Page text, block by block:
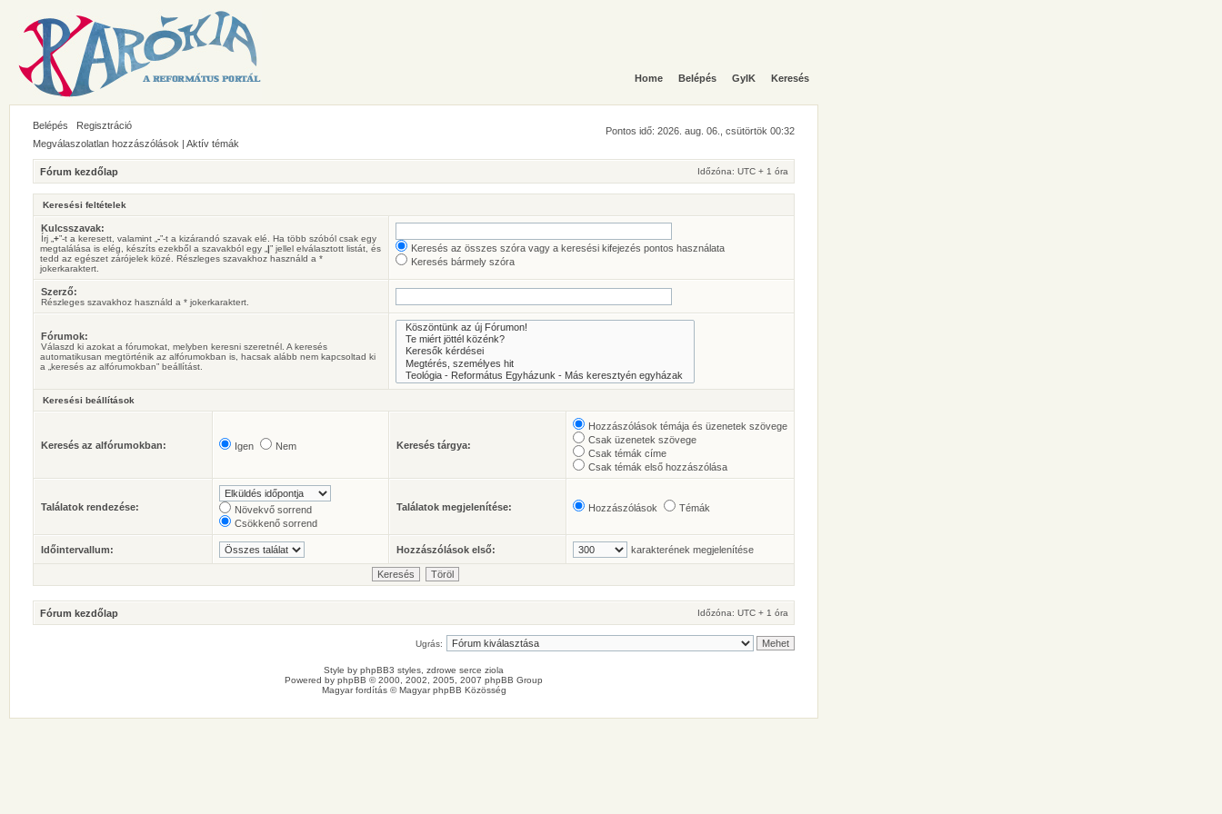
Home Belépés GyIK Keresés
Belépés Regisztráció
Pontos idő: 2026. aug. 06., csütörtök 00:32
Megválaszolatlan hozzászólások | Aktív témák
Fórum kezdőlap Időzóna: UTC + 1 óra
Keresési feltételek
Kulcsszavak:
Írj „ +”-t a keresett, valamint „ -”-t a kizárandó szavak elé. Ha több szóból csak egy
megtalálása is elég, készíts ezekből a szavakból egy „ |” jellel elválasztott listát, és
tedd az egészet zárójelek közé. Részleges szavakhoz használd a *
jokerkaraktert.
Keresés az összes szóra vagy a keresési kifejezés pontos használata
Keresés bármely szóra
Szerző:
Részleges szavakhoz használd a * jokerkaraktert.
Fórumok:
Válaszd ki azokat a fórumokat, melyben keresni szeretnél. A keresés
automatikusan megtörténik az alfórumokban is, hacsak alább nem kapcsoltad ki
a „keresés az alfórumokban” beállítást.
Keresési beállítások
Keresés az alfórumokban: Igen Nem Keresés tárgya:
Hozzászólások témája és üzenetek szövege
Csak üzenetek szövege
Csak témák címe
Csak témák első hozzászólása
Találatok rendezése:
Növekvő sorrend
Csökkenő sorrend
Találatok megjelenítése: Hozzászólások Témák
Időintervallum: Hozzászólások első: karakterének megjelenítése
Fórum kezdőlap Időzóna: UTC + 1 óra
Ugrás:
Style by phpBB3 styles , zdrowe serce ziola
Powered by phpBB © 2000, 2002, 2005, 2007 phpBB Group
Magyar fordítás ©Magyar phpBB Közösség